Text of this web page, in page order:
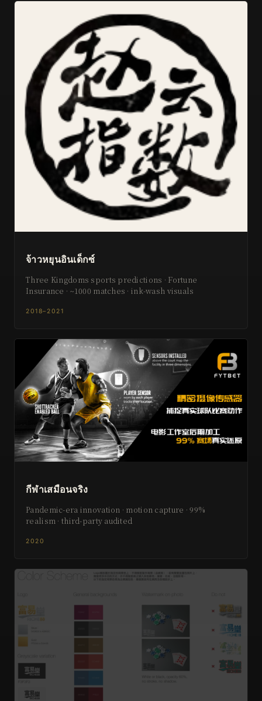
จ้าวหยุนอินเด็กซ์
Three Kingdoms sports predictions · Fortune
Insurance · ~1000 matches · ink-wash visuals
2018–2021
กีฬาเสมือนจริง
Pandemic-era innovation · motion capture · 99%
realism · third-party audited
2020